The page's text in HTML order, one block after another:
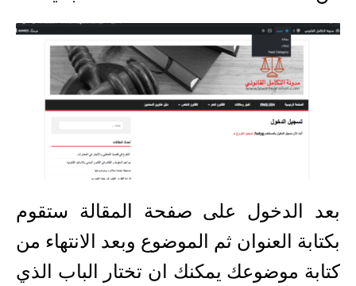
بعد الدخول على صفحة المقالة ستقوم
بكتابة العنوان ثم الموضوع وبعد الانتهاء من
كتابة موضوعك يمكنك ان تختار الباب الذي